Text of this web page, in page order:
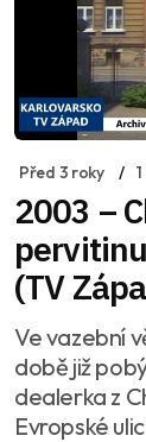
Před 3 roky
2003 –
(TV
Ve vazební
době již
dealerka z
Evropské